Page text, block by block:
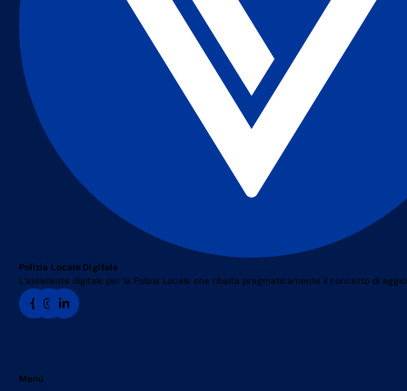
Polizia Locale Digitale
L’assistente digitale per la Polizia Locale che ribalta pragmaticamente il concetto di
Menù